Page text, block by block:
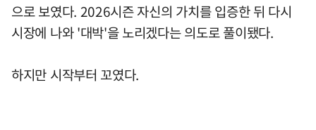
으로 보였다. 2026시즌 자신의 가치를 입증한 뒤 다시
시장에 나와 '대박'을 노리겠다는 의도로 풀이됐다.
하지만 시작부터 꼬였다.